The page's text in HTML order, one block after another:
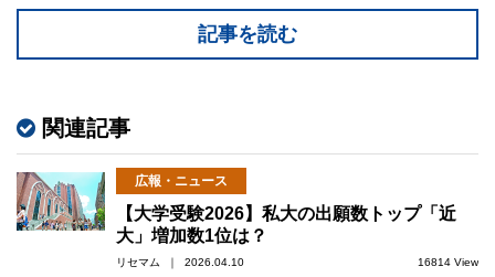
記事を読む
関連記事
広報・ニュース
【大学受験2026】私大の出願数トップ「近
大」増加数1位は？
リセマム ｜ 2026.04.10 16814 View